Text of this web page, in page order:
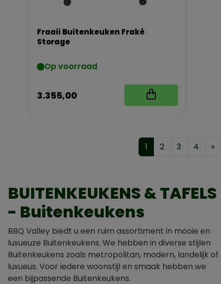
Fraaii Buitenkeuken Fraké
Storage
Op voorraad
3.355,00
1 2 3 4 »
BUITENKEUKENS & TAFELS
- Buitenkeukens
BBQ Valley biedt u een ruim assortiment in mooie en
luxueuze Buitenkeukens. We hebben in diverse stijlen
Buitenkeukens zoals metropolitan, modern, landelijk of
luxueus. Voor iedere woonstijl en smaak hebben we
een bijpassende Buitenkeukens.